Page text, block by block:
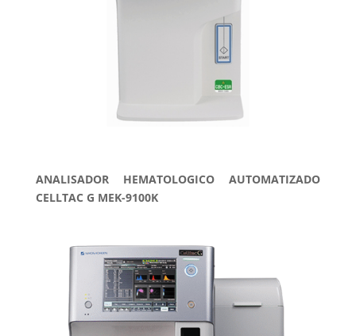
ANALISADOR HEMATOLOGICO AUTOMATIZADO
CELLTAC G MEK-9100K